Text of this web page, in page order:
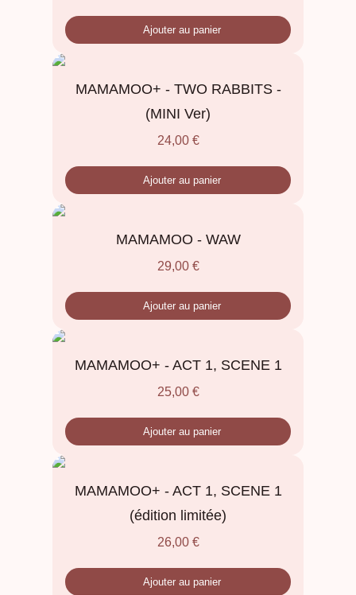
Ajouter au panier
MAMAMOO+ - TWO RABBITS -
(MINI Ver)
24,00 €
Ajouter au panier
MAMAMOO - WAW
29,00 €
Ajouter au panier
MAMAMOO+ - ACT 1, SCENE 1
25,00 €
Ajouter au panier
MAMAMOO+ - ACT 1, SCENE 1
(édition limitée)
26,00 €
Ajouter au panier